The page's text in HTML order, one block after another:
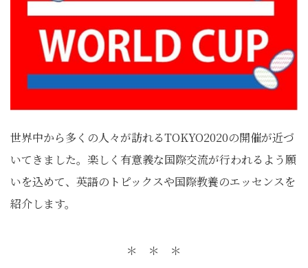
世界中から多くの人々が訪れるTOKYO2020の開催が近づ
いてきました。楽しく有意義な国際交流が行われるよう願
いを込めて、英語のトピックスや国際教養のエッセンスを
紹介します。
＊ ＊ ＊